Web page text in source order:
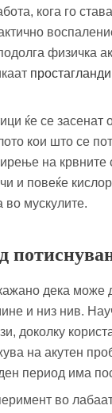
кога го
физичка
ќе се
кои што се
на крвните
и повеќе
во мускулите.
дека може
и низ нив.
доколку
на акутен
период има
во